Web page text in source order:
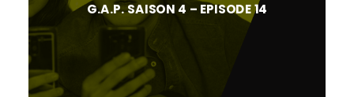
G.A.P. SAISON 4 – EPISODE 14